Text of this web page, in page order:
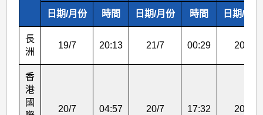
表
日期/月份 時間 日期/月份 時間 日期/月份
長
洲
19/7 20:13 21/7 00:29 20/7
香
港
國
20/7 04:57 20/7 17:32 20/7